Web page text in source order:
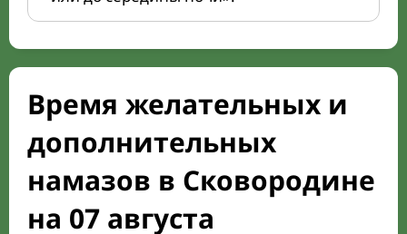
Время желательных и
дополнительных
намазов в Сковородине
на 07 августа